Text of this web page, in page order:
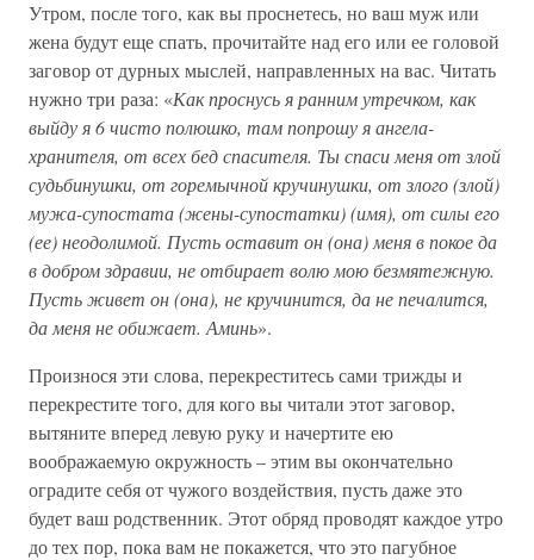
Утром, после того, как вы проснетесь, но ваш муж или
жена будут еще спать, прочитайте над его или ее головой
заговор от дурных мыслей, направленных на вас. Читать
нужно три раза: «Как проснусь я ранним утречком, как
выйду я 6 чисто полюшко, там попрошу я ангела-
хранителя, от всех бед спасителя. Ты спаси меня от злой
судьбинушки, от горемычной кручинушки, от злого (злой)
мужа-супостата (жены-супостатки) (имя), от силы его
(ее) неодолимой. Пусть оставит он (она) меня в покое да
в добром здравии, не отбирает волю мою безмятежную.
Пусть живет он (она), не кручинится, да не печалится,
да меня не обижает. Аминь».
Произнося эти слова, перекреститесь сами трижды и
перекрестите того, для кого вы читали этот заговор,
вытяните вперед левую руку и начертите ею
воображаемую окружность – этим вы окончательно
оградите себя от чужого воздействия, пусть даже это
будет ваш родственник. Этот обряд проводят каждое утро
до тех пор, пока вам не покажется, что это пагубное